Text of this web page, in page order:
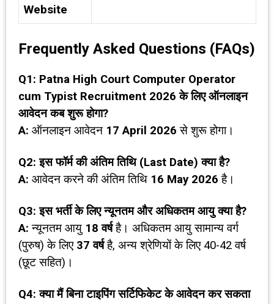
Website
Frequently Asked Questions (FAQs)
Q1: Patna High Court Computer Operator
cum Typist Recruitment 2026के लिए ऑनलाइन
आवेदन कब शुरू होगा?
A: ऑनलाइन आवेदन 17 April 2026 से शुरू होगा।
Q2:इस फॉर्म की अंतिम तिथि (Last Date)क्या है?
A: आवेदन करने की अंतिम तिथि 16 May 2026 है।
Q3:इस भर्ती के लिए न्यूनतम और अधिकतम आयु क्या है?
A: न्यूनतम आयु 18वर्षहै। अधिकतम आयु सामान्य वर्ग
(पुरुष) के लिए 37वर्षहै, अन्य श्रेणियों के लिए 40-42 वर्ष
(छूट सहित)।
Q4:क्या मैं बिना टाइपिंग सर्टिफिकेट के आवेदन कर सकता